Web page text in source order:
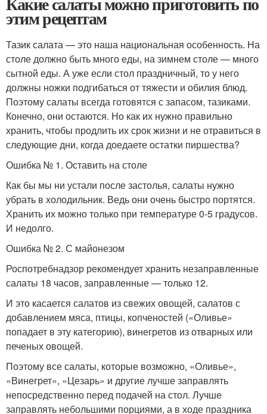
этим рецептам
Тазик салата — это наша национальная особенность. На
столе должно быть много еды, на зимнем столе — много
сытной еды. А уже если стол праздничный, то у него
должны ножки подгибаться от тяжести и обилия блюд.
Поэтому салаты всегда готовятся с запасом, тазиками.
Конечно, они остаются. Но как их нужно правильно
хранить, чтобы продлить их срок жизни и не отравиться в
следующие дни, когда доедаете остатки пиршества?
Ошибка № 1. Оставить на столе
Как бы мы ни устали после застолья, салаты нужно
убрать в холодильник. Ведь они очень быстро портятся.
Хранить их можно только при температуре 0-5 градусов.
И недолго.
Ошибка № 2. С майонезом
Роспотребнадзор рекомендует хранить незаправленные
салаты 18 часов, заправленные — только 12.
И это касается салатов из свежих овощей, салатов с
добавлением мяса, птицы, копченостей («Оливье»
попадает в эту категорию), винегретов из отварных или
печеных овощей.
Поэтому все салаты, которые возможно, «Оливье»,
«Винегрет», «Цезарь» и другие лучше заправлять
непосредственно перед подачей на стол. Лучше
заправлять небольшими порциями, а в ходе праздника